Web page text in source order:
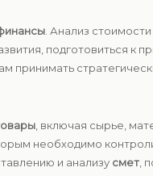
. Анализ
подготовиться к
принимать
, включая сырье,
необходимо
и анализу смет ,